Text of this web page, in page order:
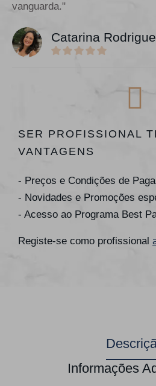
vanguarda."
Catarina
SER PROFISSIONAL
VANTAGENS
- Preços e Condições de
- Novidades e Promoções
- Acesso ao Programa Best
Registe-se como profissional
Informações